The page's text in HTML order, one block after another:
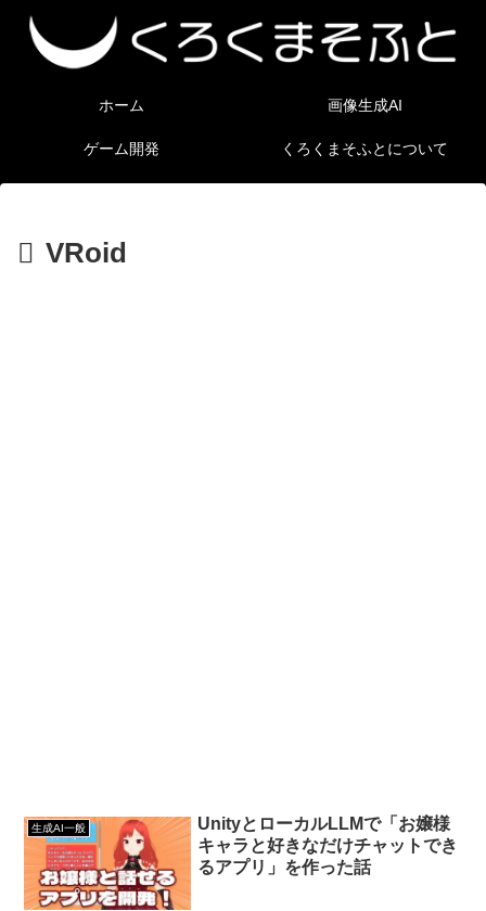
ホーム 画像生成AI
ゲーム開発 くろくまそふとについて
VRoid
生成AI一般
UnityとローカルLLMで「お嬢様
キャラと好きなだけチャットでき
るアプリ」を作った話